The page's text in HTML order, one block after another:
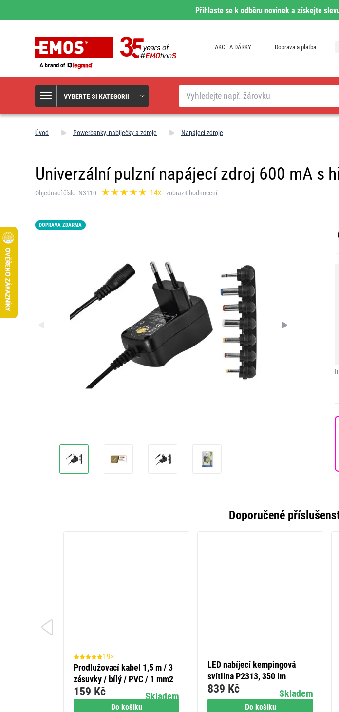
Přihlaste se k odběru novinek a získejte
AKCE A DÁRKY Doprava a platba
VYBERTE SI KATEGORII
Hledat
Úvod Powerbanky, nabíječky a zdroje Napájecí zdroje
Univerzální pulzní napájecí zdroj 600 mA s
Objednací číslo: N3110 14x zobrazit hodnocení
DOPRAVA ZDARMA
Doporučené
Do košíku
19×
Prodlužovací kabel 1,5 m / 3
zásuvky / bílý / PVC / 1 mm2
Skladem
159 Kč
Do košíku
LED nabíjecí kempingová
svítilna P2313, 350 lm
Skladem
839 Kč